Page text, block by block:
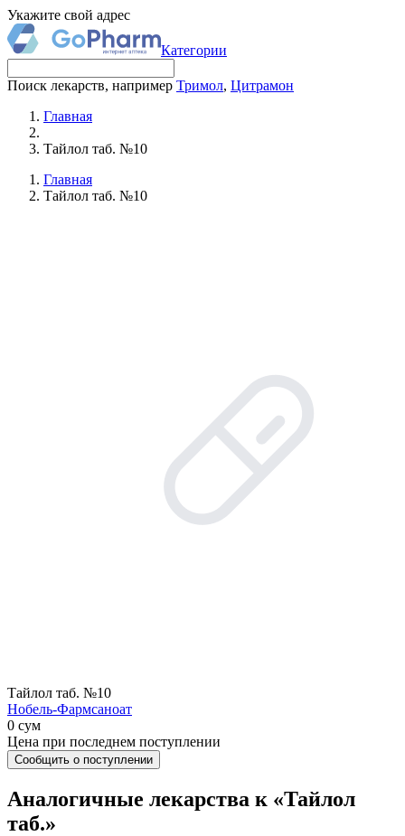
Укажите свой адрес
Категории
Поиск лекарств, например Тримол, Цитрамон
Главная
Тайлол таб. №10
Главная
Тайлол таб. №10
Тайлол таб. №10
Нобель-Фармсаноат
0 сум
Цена при последнем поступлении
Сообщить о поступлении
Аналогичные лекарства к «Тайлол
таб.»